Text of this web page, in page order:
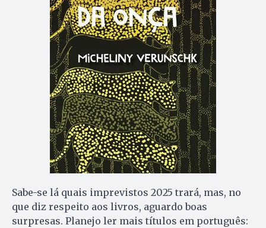
Sabe-se lá quais imprevistos 2025 trará, mas, no
que diz respeito aos livros, aguardo boas
surpresas. Planejo ler mais títulos em português: